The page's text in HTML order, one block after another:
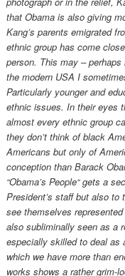
that Obama is also giving
Kang’s parents emigrated
ethnic group has come
person. This may –
the modern USA I
Particularly younger and
ethnic issues. In their eyes
almost every ethnic group
they don’t think of black
Americans but only of
conception than Barack
“Obama’s People“ gets a
President’s staff but also
see themselves
also subliminally seen as a
especially skilled to deal as
which we have more than
works shows a rather grim-